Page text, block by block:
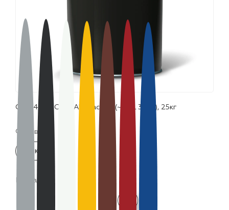
ОС-74-01 "CERTA" красный (~RAL 3001), 25кг
Фасовка:
25 кг
Цвета: